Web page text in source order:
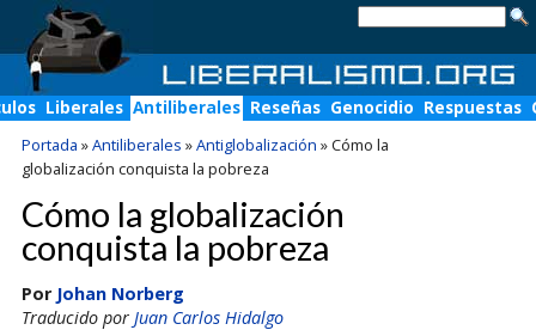
Liberales Antiliberales Reseñas Genocidio Respuestas
Portada »Antiliberales »Antiglobalización »Cómo la
globalización conquista la pobreza
Cómo la globalización
conquista la pobreza
Por Johan Norberg
Traducido por Juan Carlos Hidalgo